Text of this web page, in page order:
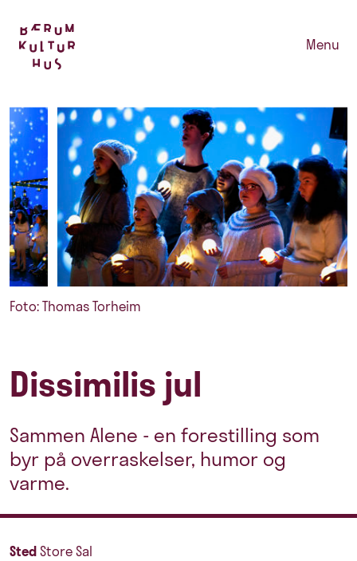
Menu
Foto: Thomas Torheim
Dissimilis jul
Sammen Alene - en forestilling som
byr på overraskelser, humor og
varme.
StedStore Sal